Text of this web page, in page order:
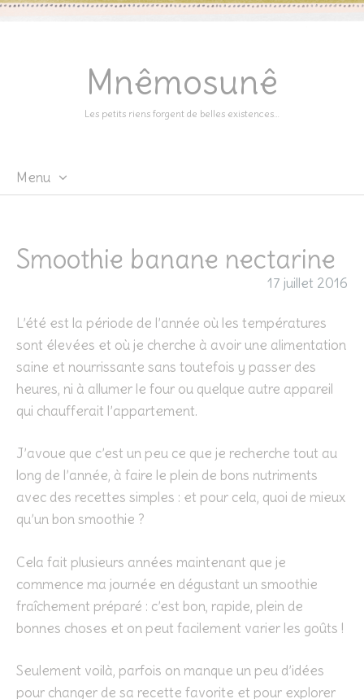
Mnêmosunê
Les petits riens forgent de belles existences…
Menu
Smoothie banane nectarine
17 juillet 2016
L’été est la période de l’année où les températures
sont élevées et où je cherche à avoir une alimentation
saine et nourrissante sans toutefois y passer des
heures, ni à allumer le four ou quelque autre appareil
qui chaufferait l’appartement.
J’avoue que c’est un peu ce que je recherche tout au
long de l’année, à faire le plein de bons nutriments
avec des recettes simples : et pour cela, quoi de mieux
qu’un bon smoothie ?
Cela fait plusieurs années maintenant que je
commence ma journée en dégustant un smoothie
fraîchement préparé : c’est bon, rapide, plein de
bonnes choses et on peut facilement varier les goûts !
Seulement voilà, parfois on manque un peu d’idées
pour changer de sa recette favorite et pour explorer